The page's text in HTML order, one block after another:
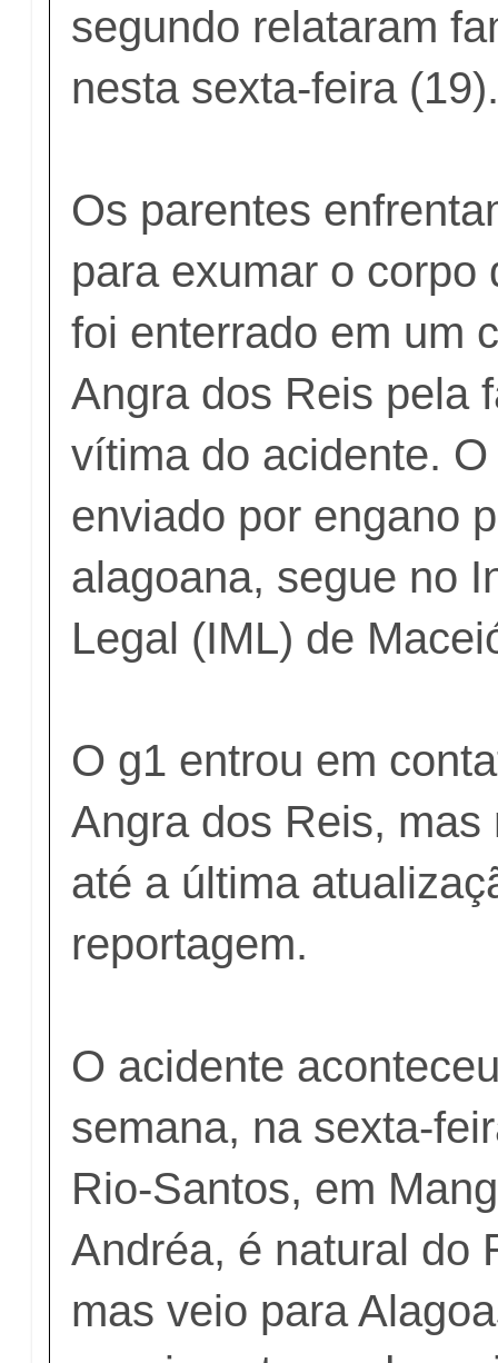
segundo relataram
nesta sexta-feira
Os parentes
para exumar o corpo
foi enterrado em um
Angra dos Reis pela
vítima do acidente.
enviado por engano
alagoana, segue no
Legal (IML) de
O g1 entrou em
Angra dos Reis,
até a última
reportagem.
O acidente
semana, na sexta-
Rio-Santos, em
Andréa, é natural do
mas veio para